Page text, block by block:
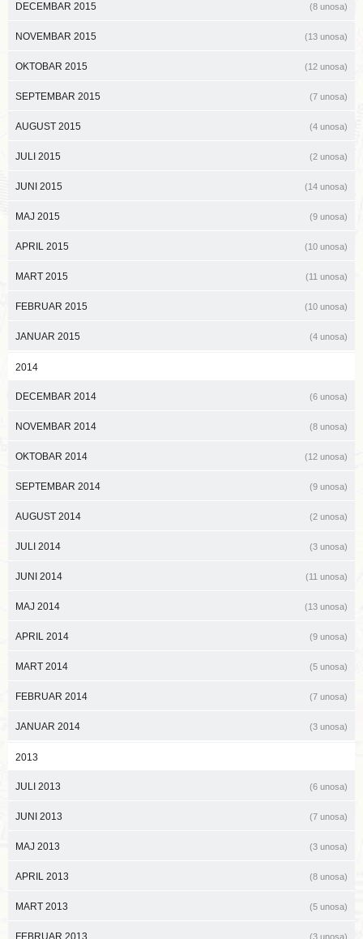
DECEMBAR 2015 (8 unosa)
NOVEMBAR 2015 (13 unosa)
OKTOBAR 2015 (12 unosa)
SEPTEMBAR 2015 (7 unosa)
AUGUST 2015 (4 unosa)
JULI 2015 (2 unosa)
JUNI 2015 (14 unosa)
MAJ 2015 (9 unosa)
APRIL 2015 (10 unosa)
MART 2015 (11 unosa)
FEBRUAR 2015 (10 unosa)
JANUAR 2015 (4 unosa)
2014
DECEMBAR 2014 (6 unosa)
NOVEMBAR 2014 (8 unosa)
OKTOBAR 2014 (12 unosa)
SEPTEMBAR 2014 (9 unosa)
AUGUST 2014 (2 unosa)
JULI 2014 (3 unosa)
JUNI 2014 (11 unosa)
MAJ 2014 (13 unosa)
APRIL 2014 (9 unosa)
MART 2014 (5 unosa)
FEBRUAR 2014 (7 unosa)
JANUAR 2014 (3 unosa)
2013
JULI 2013 (6 unosa)
JUNI 2013 (7 unosa)
MAJ 2013 (3 unosa)
APRIL 2013 (8 unosa)
MART 2013 (5 unosa)
FEBRUAR 2013 (3 unosa)